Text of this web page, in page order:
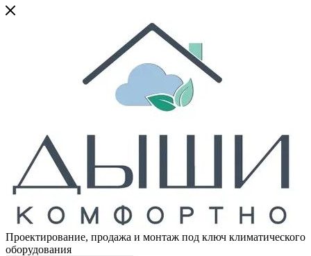
Проектирование, продажа и монтаж под ключ климатического
оборудования